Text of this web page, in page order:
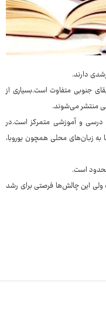
دارند.
تا ۹۵درصد در آفریقای جنوبی متفاوت است.بسیاری از
منتشر می‌شوند.
و آموزشی متمرکز است.در
به زبان‌های محلی همچون یوروبا،
است.
ولی این چالش‌ها فرصتی برای رشد